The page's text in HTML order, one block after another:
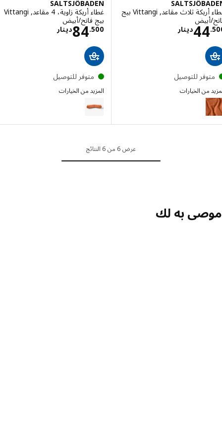
غطاء أريكة ثلاث مقاعد, Vittangi بيج
أبيض
دينار 44. الاسعار دينار 44.500
للتوصيل
من الخيارات
الخيار: SALTSJÖBADEN, غطاء أريكة ثلاث مقاعد, Tonerud رمادي
SALTSJÖBADEN
غطاء أريكة زاوية، 4 مقاعد, Vittangi
بيج فاتح/أبيض
دينار 84.500 الاسعار دينار
متوفر للتوصيل
المزيد من الخيارات
عرض 6 من 6 النتائج
به لك